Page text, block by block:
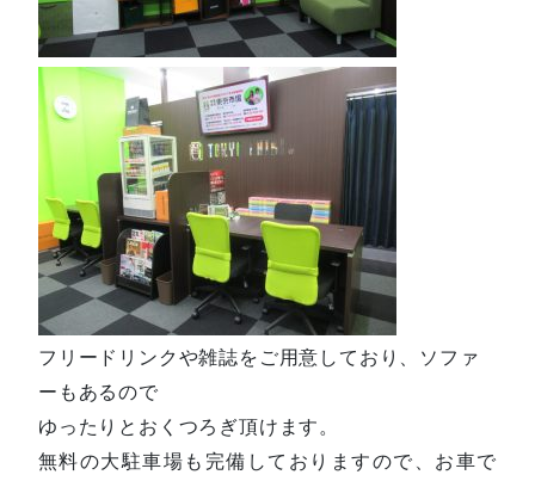
フリードリンクや雑誌をご用意しており、ソファ
ーもあるので
ゆったりとおくつろぎ頂けます。
無料の大駐車場も完備しておりますので、お車で